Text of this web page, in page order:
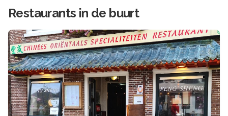
Restaurants in de buurt